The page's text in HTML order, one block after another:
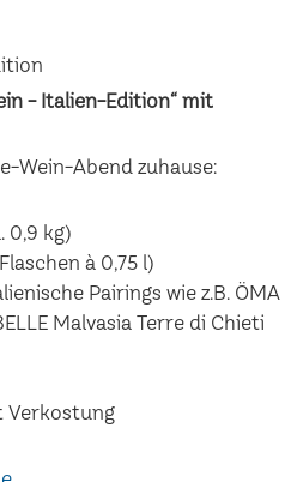
- Italien-Edition“ mit
Wein-Abend zuhause:
0,9 kg)
à 0,75 l)
Pairings wie z.B. ÖMA
Malvasia Terre di Chieti
Verkostung